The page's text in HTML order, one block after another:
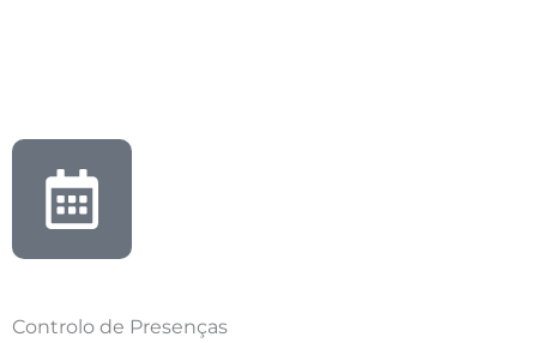
Controlo de Presenças